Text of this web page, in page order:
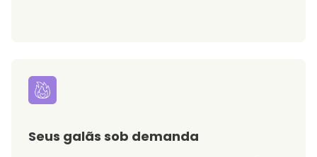
Seus galãs sob demanda